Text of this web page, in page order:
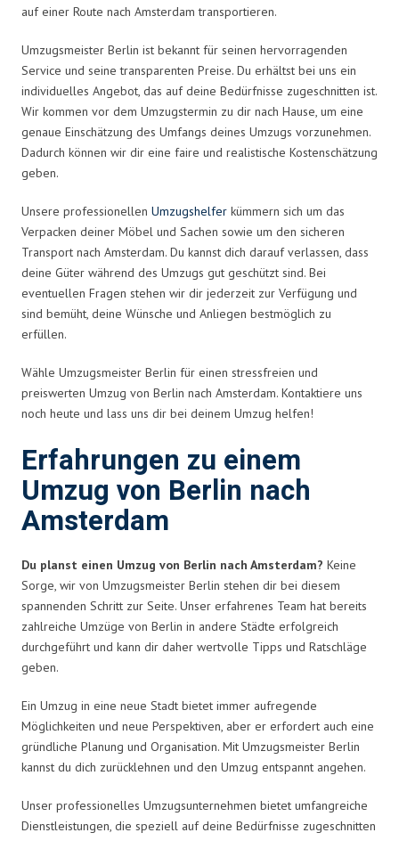
auf einer Route nach Amsterdam transportieren.
Umzugsmeister Berlin ist bekannt für seinen hervorragenden
Service und seine transparenten Preise. Du erhältst bei uns ein
individuelles Angebot, das auf deine Bedürfnisse zugeschnitten ist.
Wir kommen vor dem Umzugstermin zu dir nach Hause, um eine
genaue Einschätzung des Umfangs deines Umzugs vorzunehmen.
Dadurch können wir dir eine faire und realistische Kostenschätzung
geben.
Unsere professionellen Umzugshelfer kümmern sich um das
Verpacken deiner Möbel und Sachen sowie um den sicheren
Transport nach Amsterdam. Du kannst dich darauf verlassen, dass
deine Güter während des Umzugs gut geschützt sind. Bei
eventuellen Fragen stehen wir dir jederzeit zur Verfügung und
sind bemüht, deine Wünsche und Anliegen bestmöglich zu
erfüllen.
Wähle Umzugsmeister Berlin für einen stressfreien und
preiswerten Umzug von Berlin nach Amsterdam. Kontaktiere uns
noch heute und lass uns dir bei deinem Umzug helfen!
Erfahrungen zu einem
Umzug von Berlin nach
Amsterdam
Du planst einen Umzug von Berlin nach Amsterdam? Keine
Sorge, wir von Umzugsmeister Berlin stehen dir bei diesem
spannenden Schritt zur Seite. Unser erfahrenes Team hat bereits
zahlreiche Umzüge von Berlin in andere Städte erfolgreich
durchgeführt und kann dir daher wertvolle Tipps und Ratschläge
geben.
Ein Umzug in eine neue Stadt bietet immer aufregende
Möglichkeiten und neue Perspektiven, aber er erfordert auch eine
gründliche Planung und Organisation. Mit Umzugsmeister Berlin
kannst du dich zurücklehnen und den Umzug entspannt angehen.
Unser professionelles Umzugsunternehmen bietet umfangreiche
Dienstleistungen, die speziell auf deine Bedürfnisse zugeschnitten